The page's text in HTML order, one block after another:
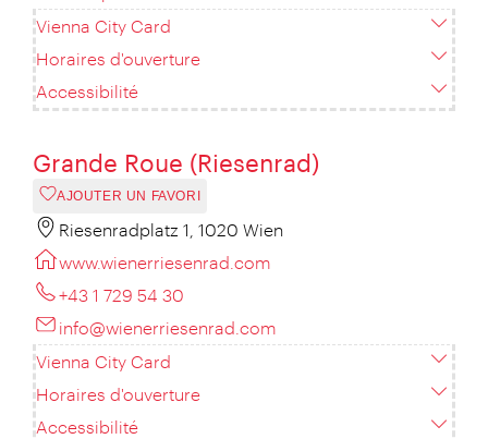
Vienna City Card
Horaires d'ouverture
Accessibilité
Grande Roue (Riesenrad)
AJOUTER UN FAVORI
Riesenradplatz 1, 1020 Wien
www.wienerriesenrad.com
+43 1 729 54 30
info@wienerriesenrad.com
Vienna City Card
Horaires d'ouverture
Accessibilité